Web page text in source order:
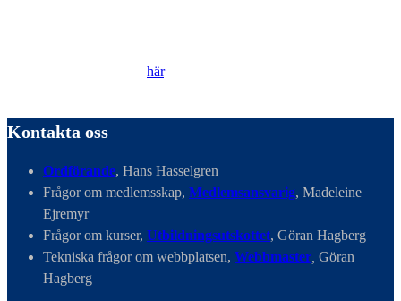
här.
Kontakta oss
Ordförande, Hans Hasselgren
Frågor om medlemsskap, Medlemsansvarig, Madeleine
Ejremyr
Frågor om kurser, Utbildningsutskottet, Göran Hagberg
Tekniska frågor om webbplatsen, Webbmaster Göran
Hagberg